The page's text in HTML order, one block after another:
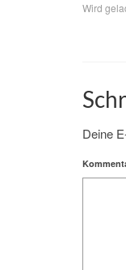
Wird
Deine